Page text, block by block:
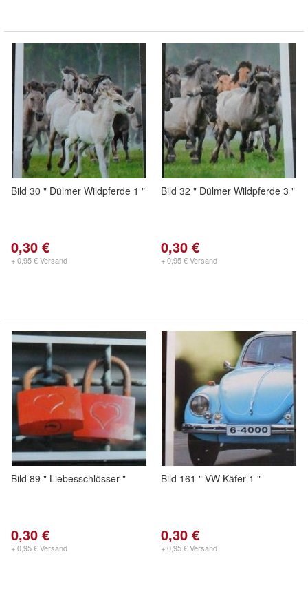
Bild 30 " Dülmer Wildpferde 1 "
0,30 €
+ 0,95 € Versand
Bild 32 " Dülmer Wildpferde 3 "
0,30 €
+ 0,95 € Versand
Bild 89 " Liebesschlösser "
0,30 €
+ 0,95 € Versand
Bild 161 " VW Käfer 1 "
0,30 €
+ 0,95 € Versand